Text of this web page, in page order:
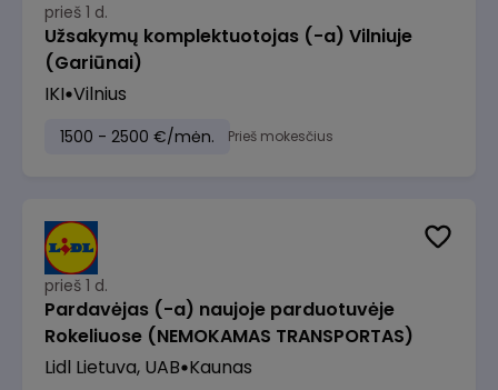
prieš 1 d.
Užsakymų komplektuotojas (-a) Vilniuje
(Gariūnai)
IKI Vilnius
1500 - 2500 €/mėn. Prieš mokesčius
prieš 1 d.
Pardavėjas (-a) naujoje parduotuvėje
Rokeliuose (NEMOKAMAS TRANSPORTAS)
Lidl Lietuva, UAB Kaunas